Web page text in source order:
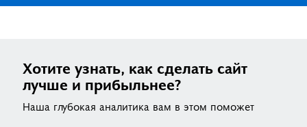
Хотите узнать, как сделать сайт
лучше и прибыльнее?
Наша глубокая аналитика вам в этом поможет